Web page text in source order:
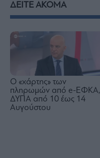
ΔΕΙΤΕ ΑΚΟΜΑ
Ο «χάρτης» των
πληρωμών από e-ΕΦΚΑ,
ΔΥΠΑ από 10 έως 14
Αυγούστου